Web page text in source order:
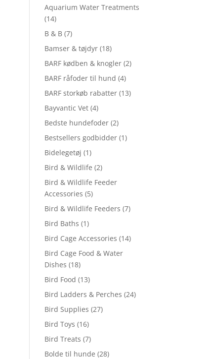
Aquarium Water Treatments
(14)
B & B (7)
Bamser & tøjdyr (18)
BARF kødben & knogler (2)
BARF råfoder til hund (4)
BARF storkøb rabatter (13)
Bayvantic Vet (4)
Bedste hundefoder (2)
Bestsellers godbidder (1)
Bidelegetøj (1)
Bird & Wildlife (2)
Bird & Wildlife Feeder
Accessories (5)
Bird & Wildlife Feeders (7)
Bird Baths (1)
Bird Cage Accessories (14)
Bird Cage Food & Water
Dishes (18)
Bird Food (13)
Bird Ladders & Perches (24)
Bird Supplies (27)
Bird Toys (16)
Bird Treats (7)
Bolde til hunde (28)